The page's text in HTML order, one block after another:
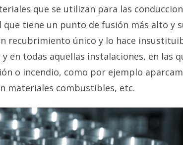
que se utilizan para las
que tiene un punto de fusión más alto y
recubrimiento único y lo hace
en todas aquellas instalaciones, en las
o incendio, como por ejemplo
materiales combustibles, etc.